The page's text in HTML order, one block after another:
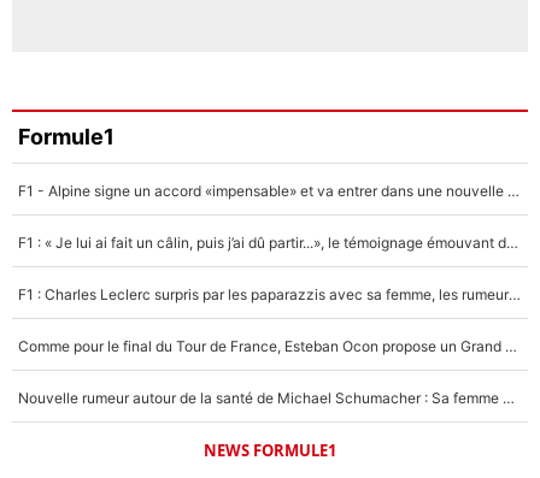
Formule1
F1 - Alpine signe un accord «impensable» et va entrer dans une nouvelle dimension : Grande nouvelle pour Pierre Gasly !
F1 : « Je lui ai fait un câlin, puis j’ai dû partir...», le témoignage émouvant de Max Verstappen sur sa fille
F1 : Charles Leclerc surpris par les paparazzis avec sa femme, les rumeurs étaient vraies !
Comme pour le final du Tour de France, Esteban Ocon propose un Grand Prix de Formule 1 à Paris : «Autour de l’Arc de Triomphe, ce serait génial» !
Nouvelle rumeur autour de la santé de Michael Schumacher : Sa femme Corinna sort du silence
NEWS FORMULE1